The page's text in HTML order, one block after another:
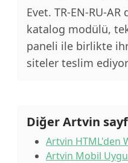
Evet. TR-EN-RU-
katalog modülü,
paneli ile birlikte
siteler teslim
Diğer Artvin
Artvin HTML'den
Artvin Mobil